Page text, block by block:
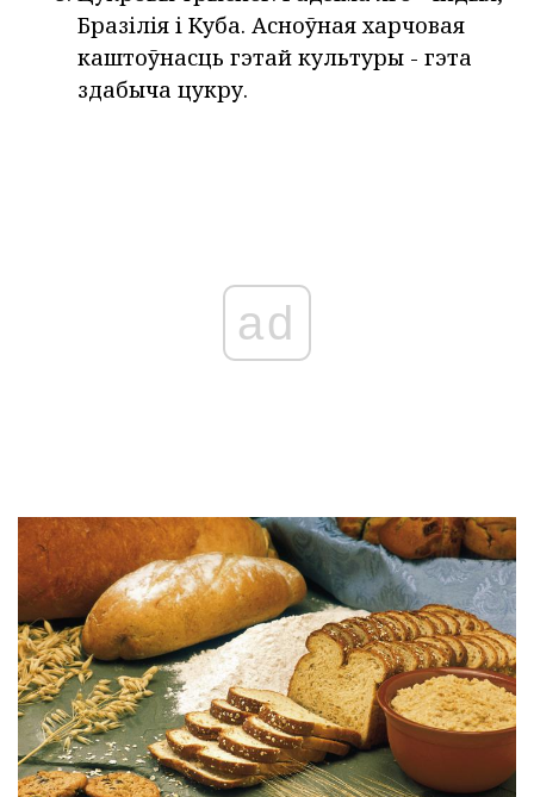
Бразілія і Куба. Асноўная харчовая
каштоўнасць гэтай культуры - гэта
здабыча цукру.
ad